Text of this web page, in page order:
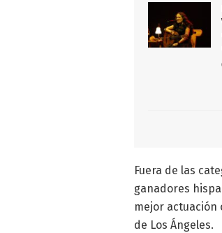
Fuera de las
ganadores
mejor actuación
de Los Ángeles.